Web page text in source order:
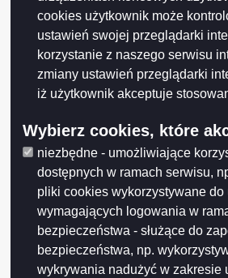
cookies użytkownik może
ustawień swojej przeglądarki
korzystanie z naszego serwisu
zmiany ustawień przeglądarki
iż użytkownik akceptuje
Wybierz cookies, które
niezbędne - umożliwiające
dostępnych w ramach serwisu,
pliki cookies wykorzystywane do
wymagających logowania w
bezpieczeństwa - służące do
bezpieczeństwa, np.
wykrywania nadużyć w zakresie